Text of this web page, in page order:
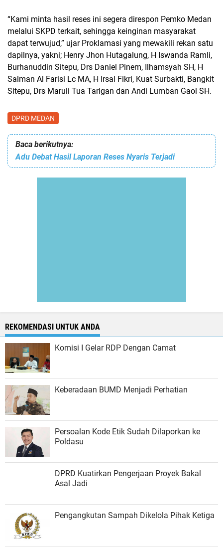
“Kami minta hasil reses ini segera direspon Pemko Medan
melalui SKPD terkait, sehingga keinginan masyarakat
dapat terwujud,” ujar Proklamasi yang mewakili rekan satu
dapilnya, yakni; Henry Jhon Hutagalung, H Iswanda Ramli,
Burhanuddin Sitepu, Drs Daniel Pinem, Ilhamsyah SH, H
Salman Al Farisi Lc MA, H Irsal Fikri, Kuat Surbakti, Bangkit
Sitepu, Drs Maruli Tua Tarigan dan Andi Lumban Gaol SH.
DPRD MEDAN
Baca berikutnya:
Adu Debat Hasil Laporan Reses Nyaris Terjadi
REKOMENDASI UNTUK ANDA
Komisi I Gelar RDP Dengan Camat
Keberadaan BUMD Menjadi Perhatian
Persoalan Kode Etik Sudah Dilaporkan ke
Poldasu
DPRD Kuatirkan Pengerjaan Proyek Bakal
Asal Jadi
Pengangkutan Sampah Dikelola Pihak Ketiga